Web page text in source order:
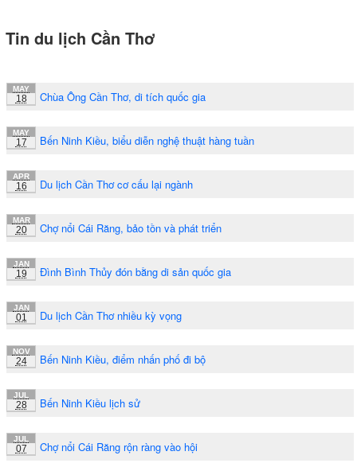
Tin du lịch Cần Thơ
MAY
18 Chùa Ông Cần Thơ, di tích quốc gia
MAY
17 Bến Ninh Kiều, biểu diễn nghệ thuật hàng tuần
APR
16 Du lịch Cần Thơ cơ cấu lại ngành
MAR
20 Chợ nổi Cái Răng, bảo tồn và phát triển
JAN
19 Đình Bình Thủy đón bằng di sản quốc gia
JAN
01 Du lịch Cần Thơ nhiều kỳ vọng
NOV
24 Bến Ninh Kiều, điểm nhấn phố đi bộ
JUL
28 Bến Ninh Kiều lịch sử
JUL
07 Chợ nổi Cái Răng rộn ràng vào hội